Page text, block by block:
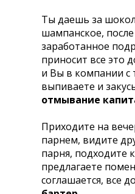
Ты даешь за
шампанское,
заработанное
приносит все это
и Вы в компании
выпиваете и
отмывание
Приходите на
парнем, видите
парня, подходите
предлагаете
соглашается, все